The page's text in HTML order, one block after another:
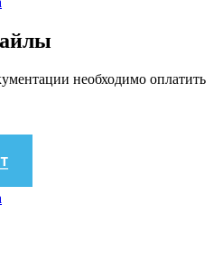
необходимо оплатить